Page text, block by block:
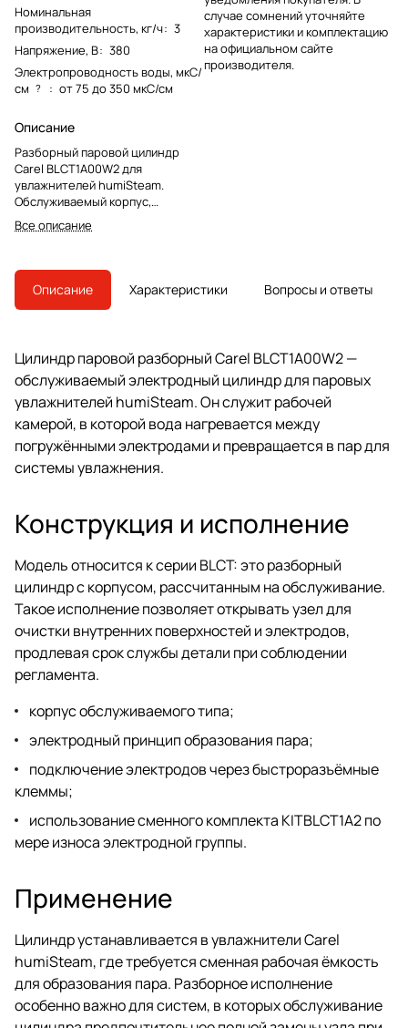
Номинальная
производительность, кг/ч: 3
Напряжение, В: 380
Электропроводность воды, мкС/
см ? : от 75 до 350 мкС/см
Описание
Разборный паровой цилиндр
Carel BLCT1A00W2 для
увлажнителей humiSteam.
Обслуживаемый корпус,
электродный принцип работы и
быстроразъёмные клеммы.
Все описание
случае сомнений уточняйте
характеристики и комплектацию
на официальном сайте
производителя.
Описание Характеристики Вопросы и ответы
Цилиндр паровой разборный Carel BLCT1A00W2 —
обслуживаемый электродный цилиндр для паровых
увлажнителей humiSteam. Он служит рабочей
камерой, в которой вода нагревается между
погружёнными электродами и превращается в пар для
системы увлажнения.
Конструкция и исполнение
Модель относится к серии BLCT: это разборный
цилиндр с корпусом, рассчитанным на обслуживание.
Такое исполнение позволяет открывать узел для
очистки внутренних поверхностей и электродов,
продлевая срок службы детали при соблюдении
регламента.
корпус обслуживаемого типа;
электродный принцип образования пара;
подключение электродов через быстроразъёмные
клеммы;
использование сменного комплекта KITBLCT1A2 по
мере износа электродной группы.
Применение
Цилиндр устанавливается в увлажнители Carel
humiSteam, где требуется сменная рабочая ёмкость
для образования пара. Разборное исполнение
особенно важно для систем, в которых обслуживание